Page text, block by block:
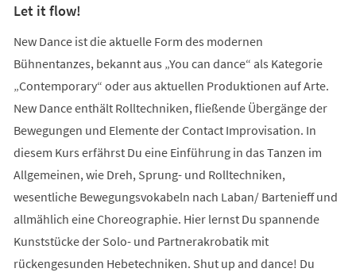
Let it flow!
New Dance ist die aktuelle Form des modernen
Bühnentanzes, bekannt aus „You can dance“ als Kategorie
„Contemporary“ oder aus aktuellen Produktionen auf Arte.
New Dance enthält Rolltechniken, fließende Übergänge der
Bewegungen und Elemente der Contact Improvisation. In
diesem Kurs erfährst Du eine Einführung in das Tanzen im
Allgemeinen, wie Dreh, Sprung- und Rolltechniken,
wesentliche Bewegungsvokabeln nach Laban/ Bartenieff und
allmählich eine Choreographie. Hier lernst Du spannende
Kunststücke der Solo- und Partnerakrobatik mit
rückengesunden Hebetechniken. Shut up and dance! Du